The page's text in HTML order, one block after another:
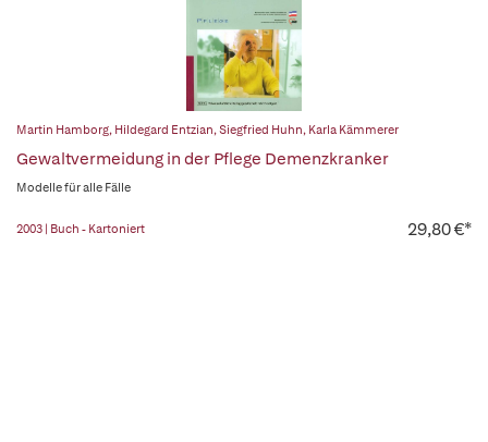
Martin Hamborg, Hildegard Entzian,Siegfried Huhn, Karla Kämmerer
Gewaltvermeidung in der Pflege Demenzkranker
Modelle für alle Fälle
2003 | Buch - Kartoniert 29,80 €*